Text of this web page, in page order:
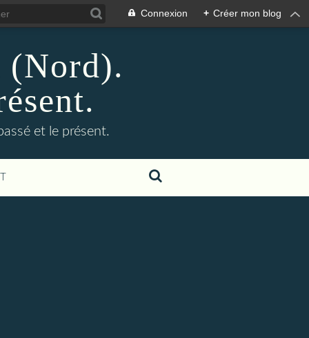
Connexion + Créer mon blog
et le présent.